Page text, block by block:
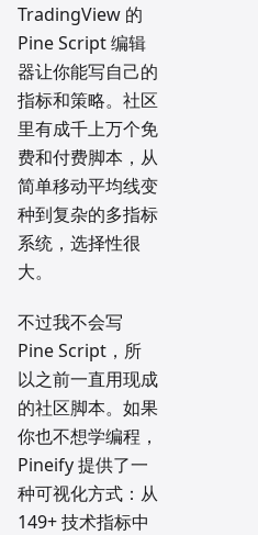
TradingView 的
Pine Script 编辑
器让你能写自己的
指标和策略。社区
里有成千上万个免
费和付费脚本，从
简单移动平均线变
种到复杂的多指标
系统，选择性很
大。
不过我不会写
Pine Script，所
以之前一直用现成
的社区脚本。如果
你也不想学编程，
Pineify 提供了一
种可视化方式：从
149+ 技术指标中